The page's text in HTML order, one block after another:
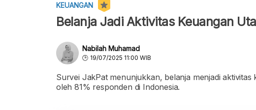
KEUANGAN
Belanja Jadi Aktivitas Keuangan
Nabilah Muhamad
19/07/2025 11:00 WIB
Survei JakPat menunjukkan, belanja menjadi
oleh 81% responden di Indonesia.